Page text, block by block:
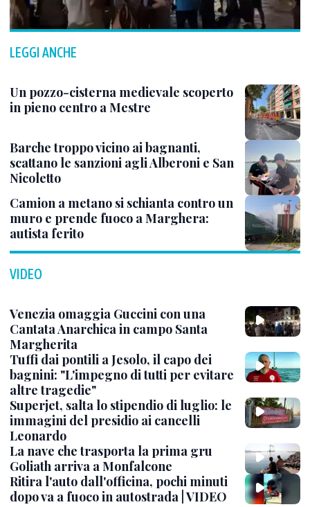
LEGGI ANCHE
Un pozzo-cisterna medievale scoperto
in pieno centro a Mestre
Barche troppo vicino ai bagnanti,
scattano le sanzioni agli Alberoni e San
Nicoletto
Camion a metano si schianta contro un
muro e prende fuoco a Marghera:
autista ferito
VIDEO
Venezia omaggia Guccini con una
Cantata Anarchica in campo Santa
Margherita
Tuffi dai pontili a Jesolo, il capo dei
bagnini: "L'impegno di tutti per evitare
altre tragedie"
Superjet, salta lo stipendio di luglio: le
immagini del presidio ai cancelli
Leonardo
La nave che trasporta la prima gru
Goliath arriva a Monfalcone
Ritira l'auto dall'officina, pochi minuti
dopo va a fuoco in autostrada | VIDEO